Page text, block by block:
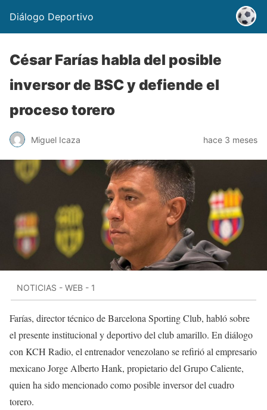
Diálogo Deportivo
César Farías habla del posible
inversor de BSC y defiende el
proceso torero
Miguel Icaza hace 3 meses
NOTICIAS - WEB - 1
Farías, director técnico de Barcelona Sporting Club, habló sobre
el presente institucional y deportivo del club amarillo. En diálogo
con KCH Radio, el entrenador venezolano se refirió al empresario
mexicano Jorge Alberto Hank, propietario del Grupo Caliente,
quien ha sido mencionado como posible inversor del cuadro
torero.